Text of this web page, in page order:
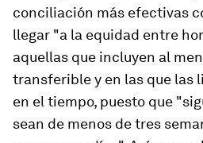
conciliación más efectivas
llegar "a la equidad entre
aquellas que incluyen al
transferible y en las que las
en el tiempo, puesto que
sean de menos de tres